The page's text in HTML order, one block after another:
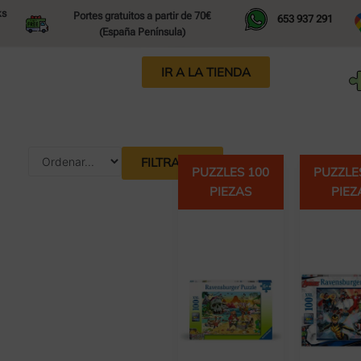
Portes gratuitos a partir de 70€
(España Península)
653 937 291
IR A LA TIENDA
FILTRAR
PUZZLES 100
PIEZAS